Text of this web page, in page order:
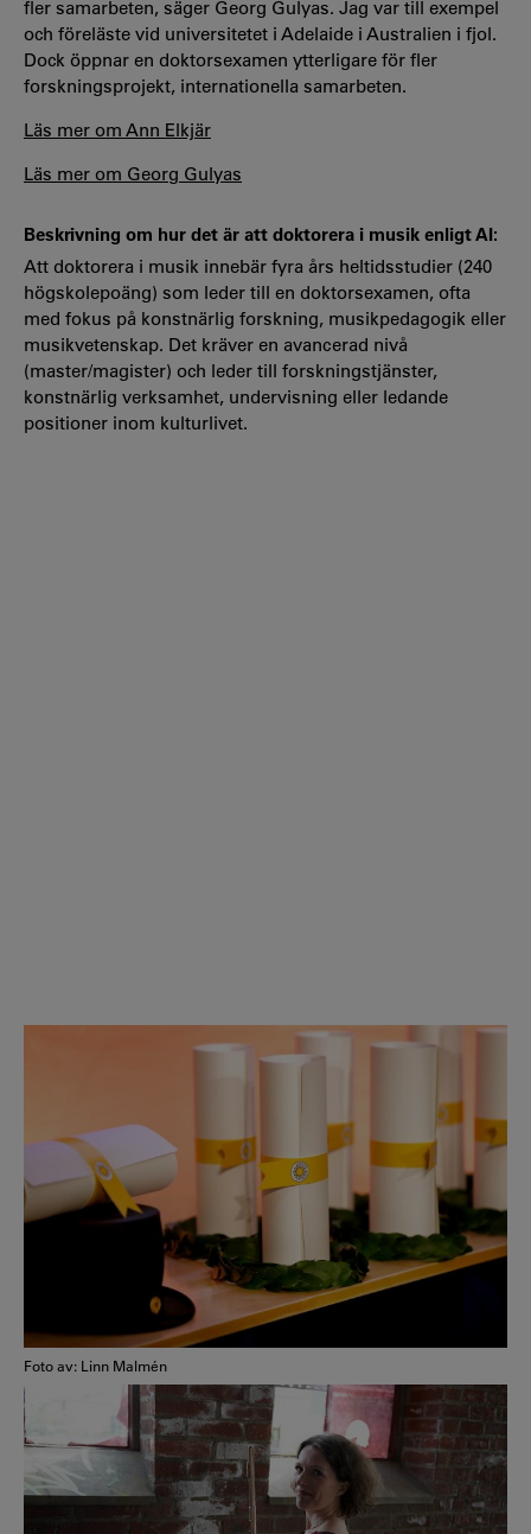
fler samarbeten, säger Georg Gulyas. Jag var till exempel
och föreläste vid universitetet i Adelaide i Australien i fjol.
Dock öppnar en doktorsexamen ytterligare för fler
forskningsprojekt, internationella samarbeten.
Läs mer om Ann Elkjär
Läs mer om Georg Gulyas
Beskrivning om hur det är att doktorera i musik enligt AI:
Att doktorera i musik innebär fyra års heltidsstudier (240
högskolepoäng) som leder till en doktorsexamen, ofta
med fokus på konstnärlig forskning, musikpedagogik eller
musikvetenskap. Det kräver en avancerad nivå
(master/magister) och leder till forskningstjänster,
konstnärlig verksamhet, undervisning eller ledande
positioner inom kulturlivet.
Foto av: Linn Malmén